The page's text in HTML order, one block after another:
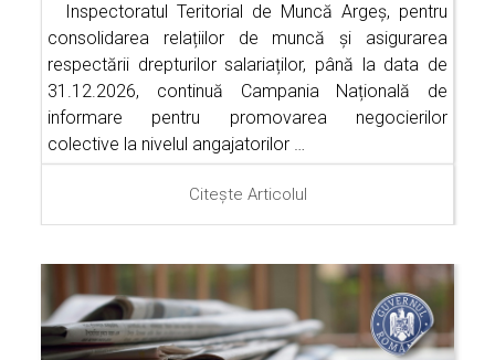
Inspectoratul Teritorial de Muncă Argeș, pentru
consolidarea relațiilor de muncă și asigurarea
respectării drepturilor salariaților, până la data de
31.12.2026, continuă Campania Națională de
informare pentru promovarea negocierilor
colective la nivelul angajatorilor …
Citește Articolul